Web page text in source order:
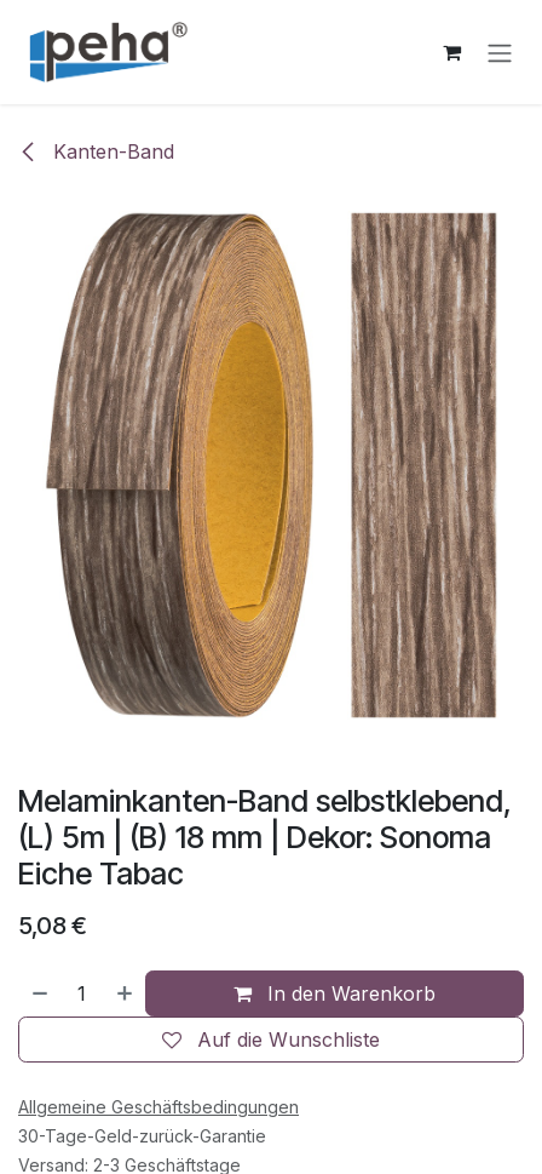
Kanten-Band
Melaminkanten-Band selbstklebend,
(L) 5m | (B) 18 mm | Dekor: Sonoma
Eiche Tabac
5,08€
In den Warenkorb
Auf die Wunschliste
Allgemeine Geschäftsbedingungen
30-Tage-Geld-zurück-Garantie
Versand: 2-3 Geschäftstage